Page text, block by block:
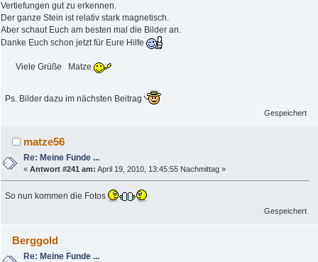
Vertiefungen gut zu erkennen.
Der ganze Stein ist relativ stark magnetisch.
Aber schaut Euch am besten mal die Bilder an.
Danke Euch schon jetzt für Eure Hilfe
Viele Grüße Matze
Ps. Bilder dazu im nächsten Beitrag
Gespeichert
matze56
Re: Meine Funde ...
«Antwort #241 am: April 19, 2010, 13:45:55 Nachmittag »
So nun kommen die Fotos
Gespeichert
Berggold
Re: Meine Funde ...